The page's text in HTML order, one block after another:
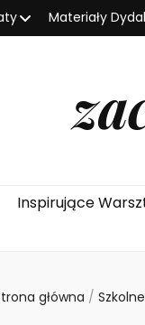
Materiały
Inspirujące
główna /